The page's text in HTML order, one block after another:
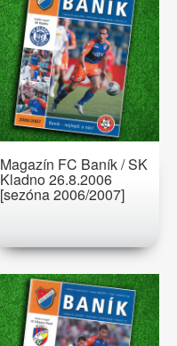
Magazín FC Baník / SK
Kladno 26.8.2006
[sezóna 2006/2007]